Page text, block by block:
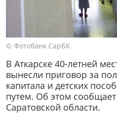
© Фотобанк СарБК
В Аткарске 40-летней
вынесли приговор за
капитала и детских
путем. Об этом сообщает
Саратовской области.